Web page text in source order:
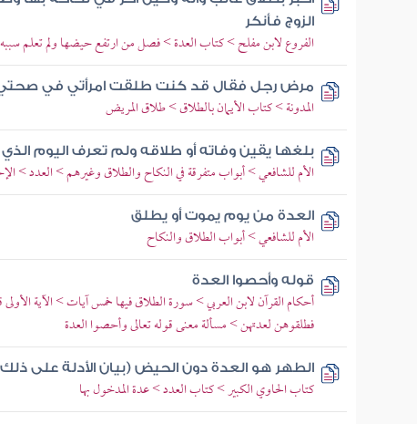
الزوج فأنكر
الفروع لابن مفلح > كتاب العدة > فصل من ارتفع حيضها ولم تعلم سببه
مرض رجل فقال قد كنت طلقت امرأتي في
المدونة > كتاب الأيمان بالطلاق > طلاق المريض
بلغها يقين وفاته أو طلاقه ولم تعرف اليوم
الأم للشافعي > أبواب متفرقة في النكاح والطلاق وغيرهم > العدد >
العدة من يوم يموت أو يطلق
الأم للشافعي > أبواب الطلاق والنكاح
قوله وأحصوا العدة
أحكام القرآن لابن العربي > سورة الطلاق فيها خمس آيات > الآية الأولى
فطلقوهن لعدتهن > مسألة معنى قوله تعالى وأحصوا العدة
الطهر هو العدة دون الحيض (بيان الأدلة على
كتاب الحاوي الكبير > كتاب العدد > عدة المدخول بها